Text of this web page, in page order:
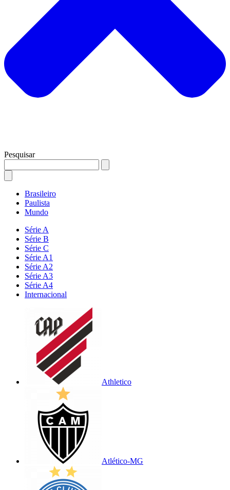
Pesquisar
Brasileiro
Paulista
Mundo
Série A
Série B
Série C
Série A1
Série A2
Série A3
Série A4
Internacional
Athletico
Atlético-MG